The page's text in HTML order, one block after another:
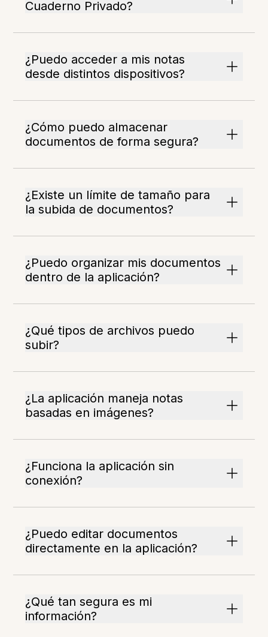
Cuaderno Privado?
¿Puedo acceder a mis notas
desde distintos dispositivos?
¿Cómo puedo almacenar
documentos de forma segura?
¿Existe un límite de tamaño para
la subida de documentos?
¿Puedo organizar mis documentos
dentro de la aplicación?
¿Qué tipos de archivos puedo
subir?
¿La aplicación maneja notas
basadas en imágenes?
¿Funciona la aplicación sin
conexión?
¿Puedo editar documentos
directamente en la aplicación?
¿Qué tan segura es mi
información?